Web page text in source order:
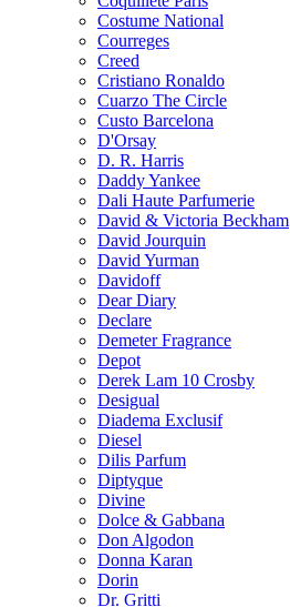
Costume National
Courreges
Creed
Cristiano Ronaldo
Cuarzo The Circle
Custo Barcelona
D'Orsay
D. R. Harris
Daddy Yankee
Dali Haute Parfumerie
David & Victoria Beckham
David Jourquin
David Yurman
Davidoff
Dear Diary
Declare
Demeter Fragrance
Depot
Derek Lam 10 Crosby
Desigual
Diadema Exclusif
Diesel
Dilis Parfum
Diptyque
Divine
Dolce & Gabbana
Don Algodon
Donna Karan
Dorin
Dr. Gritti